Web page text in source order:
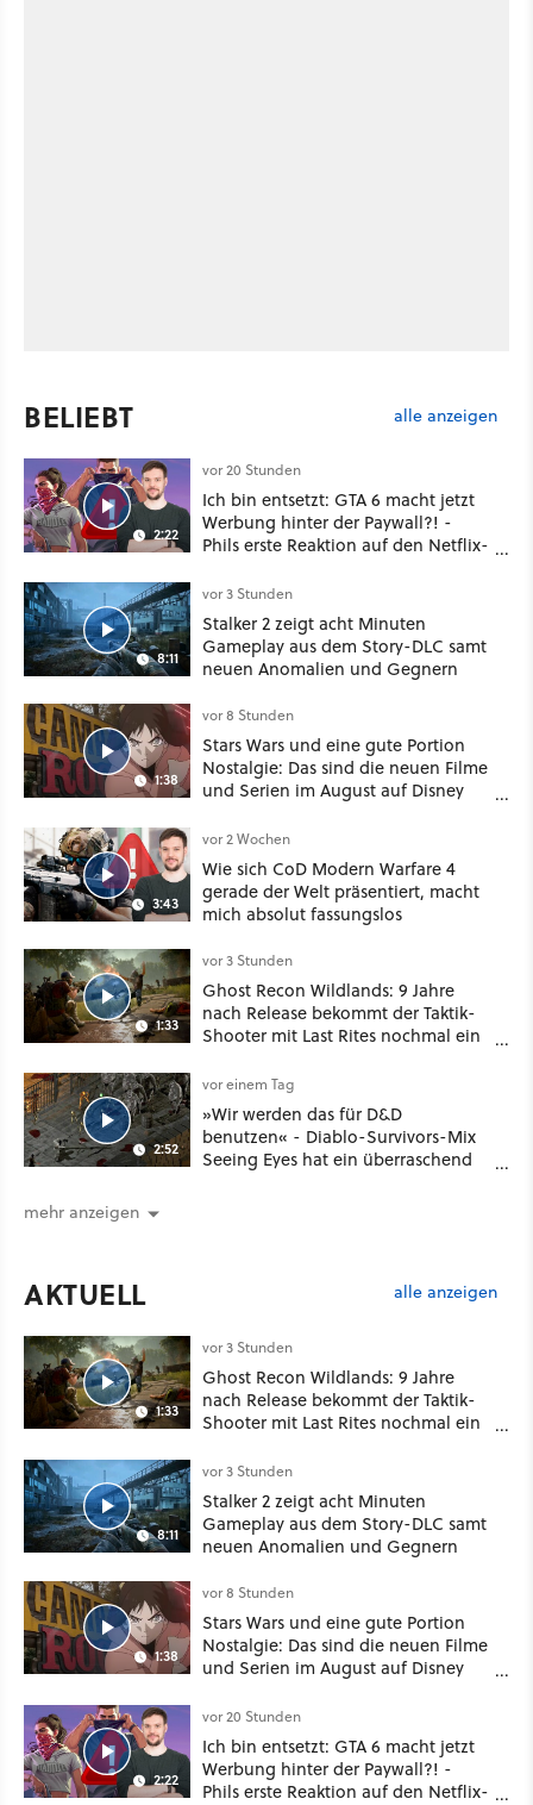
BELIEBT alle anzeigen
2:22
vor 20 Stunden
Ich bin entsetzt: GTA 6 macht jetzt
Werbung hinter der Paywall?! -
Phils erste Reaktion auf den Netflix-
8:11
vor 3 Stunden
Stalker 2 zeigt acht Minuten
Gameplay aus dem Story-DLC samt
neuen Anomalien und Gegnern
1:38
vor 8 Stunden
Stars Wars und eine gute Portion
Nostalgie: Das sind die neuen Filme
und Serien im August auf Disney
3:43
vor 2 Wochen
Wie sich CoD Modern Warfare 4
gerade der Welt präsentiert, macht
mich absolut fassungslos
1:33
vor 3 Stunden
Ghost Recon Wildlands: 9 Jahre
nach Release bekommt der Taktik-
Shooter mit Last Rites nochmal ein
2:52
vor einem Tag
»Wir werden das für D&D
benutzen« - Diablo-Survivors-Mix
Seeing Eyes hat ein überraschend
mehr anzeigen
AKTUELL alle anzeigen
1:33
vor 3 Stunden
Ghost Recon Wildlands: 9 Jahre
nach Release bekommt der Taktik-
Shooter mit Last Rites nochmal ein
8:11
vor 3 Stunden
Stalker 2 zeigt acht Minuten
Gameplay aus dem Story-DLC samt
neuen Anomalien und Gegnern
1:38
vor 8 Stunden
Stars Wars und eine gute Portion
Nostalgie: Das sind die neuen Filme
und Serien im August auf Disney
2:22
vor 20 Stunden
Ich bin entsetzt: GTA 6 macht jetzt
Werbung hinter der Paywall?! -
Phils erste Reaktion auf den Netflix-